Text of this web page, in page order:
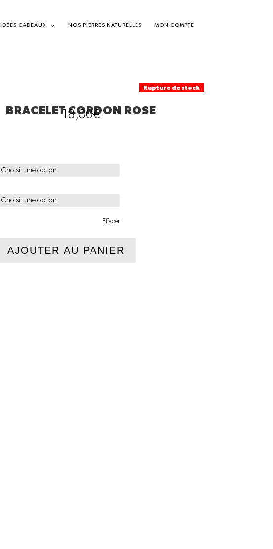
IDÉES CADEAUX NOS PIERRES NATURELLES MON COMPTE
BRACELET CORDON ROSE
18,00€
Rupture de stock
Effacer
AJOUTER AU PANIER